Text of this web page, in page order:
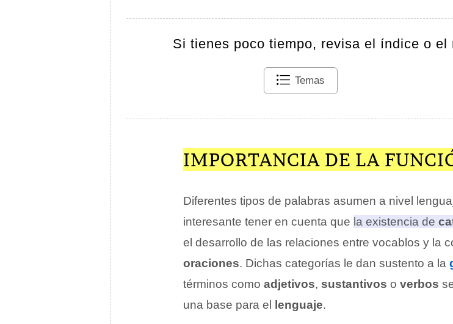
Si tienes poco tiempo, revisa el índice o
Temas
IMPORTANCIA DE LA
Diferentes tipos de palabras asumen a nivel
interesante tener en cuenta que la existencia de
el desarrollo de las relaciones entre vocablos y la
oraciones. Dichas categorías le dan sustento a la
términos como adjetivos, sustantivos o verbos
una base para el
lenguaje.